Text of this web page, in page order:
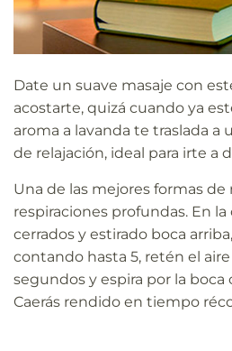
Date un suave masaje con
acostarte, quizá cuando ya
aroma a lavanda te traslada a
de relajación, ideal para irte a
Una de las mejores formas de
respiraciones profundas. En la
cerrados y estirado boca
contando hasta 5, retén el
segundos y espira por la boca
Caerás rendido en tiempo